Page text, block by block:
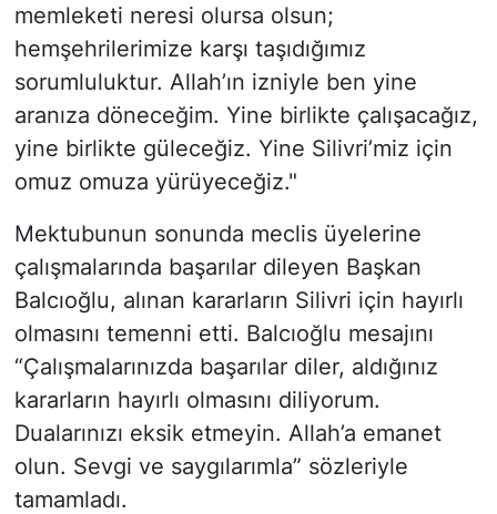
memleketi neresi olursa olsun;
hemşehrilerimize karşı taşıdığımız
sorumluluktur. Allah’ın izniyle ben yine
aranıza döneceğim. Yine birlikte çalışacağız,
yine birlikte güleceğiz. Yine Silivri’miz için
omuz omuza yürüyeceğiz."
Mektubunun sonunda meclis üyelerine
çalışmalarında başarılar dileyen Başkan
Balcıoğlu, alınan kararların Silivri için hayırlı
olmasını temenni etti. Balcıoğlu mesajını
“Çalışmalarınızda başarılar diler, aldığınız
kararların hayırlı olmasını diliyorum.
Dualarınızı eksik etmeyin. Allah’a emanet
olun. Sevgi ve saygılarımla” sözleriyle
tamamladı.